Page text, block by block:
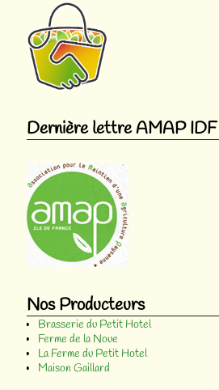
Dernière lettre AMAP IDF
Nos Producteurs
Brasserie du Petit Hotel
Ferme de la Noue
La Ferme du Petit Hotel
Maison Gaillard